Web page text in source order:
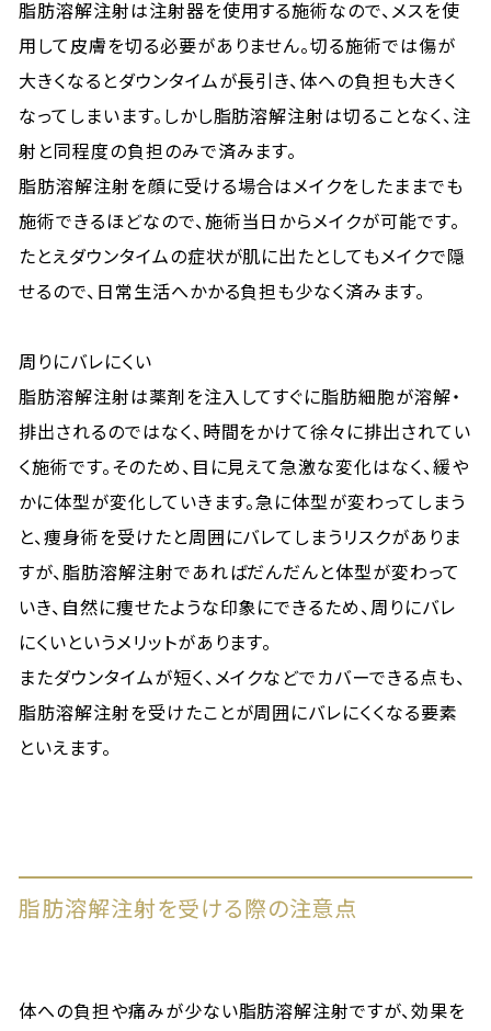
脂肪溶解注射は注射器を使用する施術なので、メスを使
用して皮膚を切る必要がありません。切る施術では傷が
大きくなるとダウンタイムが長引き、体への負担も大きく
なってしまいます。しかし脂肪溶解注射は切ることなく、注
射と同程度の負担のみで済みます。
脂肪溶解注射を顔に受ける場合はメイクをしたままでも
施術できるほどなので、施術当日からメイクが可能です。
たとえダウンタイムの症状が肌に出たとしてもメイクで隠
せるので、日常生活へかかる負担も少なく済みます。
周りにバレにくい
脂肪溶解注射は薬剤を注入してすぐに脂肪細胞が溶解・
排出されるのではなく、時間をかけて徐々に排出されてい
く施術です。そのため、目に見えて急激な変化はなく、緩や
かに体型が変化していきます。急に体型が変わってしまう
と、痩身術を受けたと周囲にバレてしまうリスクがありま
すが、脂肪溶解注射であればだんだんと体型が変わって
いき、自然に痩せたような印象にできるため、周りにバレ
にくいというメリットがあります。
またダウンタイムが短く、メイクなどでカバーできる点も、
脂肪溶解注射を受けたことが周囲にバレにくくなる要素
といえます。
脂肪溶解注射を受ける際の注意点
体への負担や痛みが少ない脂肪溶解注射ですが、効果を